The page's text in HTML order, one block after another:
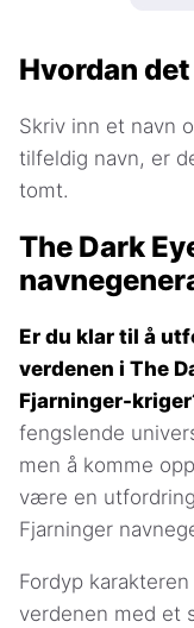
Hvordan
Skriv inn et navn
tilfeldig navn, er
tomt.
The Dark
Er du klar til å
verdenen i The
Fjarninger-
fengslende
men å komme
være en
Fjarninger
Fordyp
verdenen med et